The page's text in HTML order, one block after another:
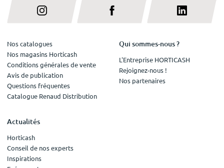
Nos catalogues
Nos magasins Horticash
Conditions générales de vente
Avis de publication
Questions fréquentes
Catalogue Renaud Distribution
Qui sommes-nous ?
L'Entreprise HORTICASH
Rejoignez-nous !
Nos partenaires
Actualités
Horticash
Conseil de nos experts
Inspirations